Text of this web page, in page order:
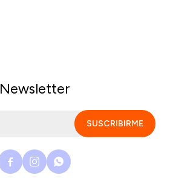
Newsletter
SUSCRIBIRME
  